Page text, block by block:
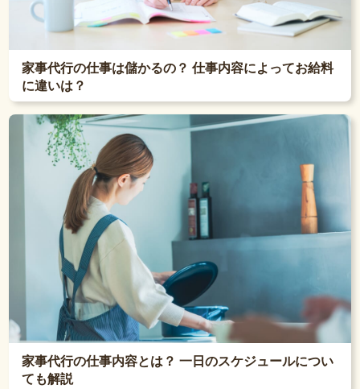
家事代行の仕事は儲かるの？ 仕事内容によってお給料
に違いは？
家事代行の仕事内容とは？ 一日のスケジュールについ
ても解説